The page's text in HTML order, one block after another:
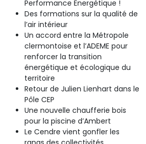
Performance Energétique !
Des formations sur la qualité de
l’air intérieur
Un accord entre la Métropole
clermontoise et l’ADEME pour
renforcer la transition
énergétique et écologique du
territoire
Retour de Julien Lienhart dans le
Pôle CEP
Une nouvelle chaufferie bois
pour la piscine d’Ambert
Le Cendre vient gonfler les